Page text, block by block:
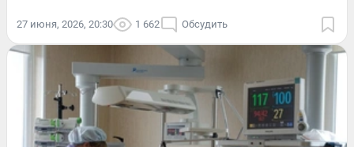
27 июня, 2026, 20:30 1 662 Обсудить